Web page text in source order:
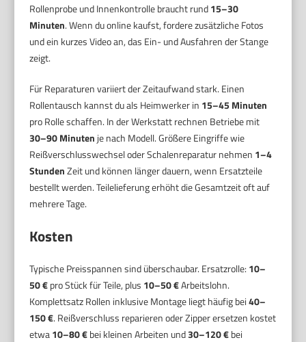
Rollenprobe und Innenkontrolle braucht rund15–30
Minuten. Wenn du online kaufst, fordere zusätzliche Fotos
und ein kurzes Video an, das Ein- und Ausfahren der Stange
zeigt.
Für Reparaturen variiert der Zeitaufwand stark. Einen
Rollentausch kannst du als Heimwerker in 15–45 Minuten
pro Rolle schaffen. In der Werkstatt rechnen Betriebe mit
30–90 Minuten je nach Modell. Größere Eingriffe wie
Reißverschlusswechsel oder Schalenreparatur nehmen 1–4
StundenZeit und können länger dauern, wenn Ersatzteile
bestellt werden. Teilelieferung erhöht die Gesamtzeit oft auf
mehrere Tage.
Kosten
Typische Preisspannen sind überschaubar. Ersatzrolle: 10–
50 €pro Stück für Teile, plus 10–50 €Arbeitslohn.
Komplettsatz Rollen inklusive Montage liegt häufig bei40–
150 €. Reißverschluss reparieren oder Zipper ersetzen kostet
etwa10–80 €bei kleinen Arbeiten und30–120 €bei